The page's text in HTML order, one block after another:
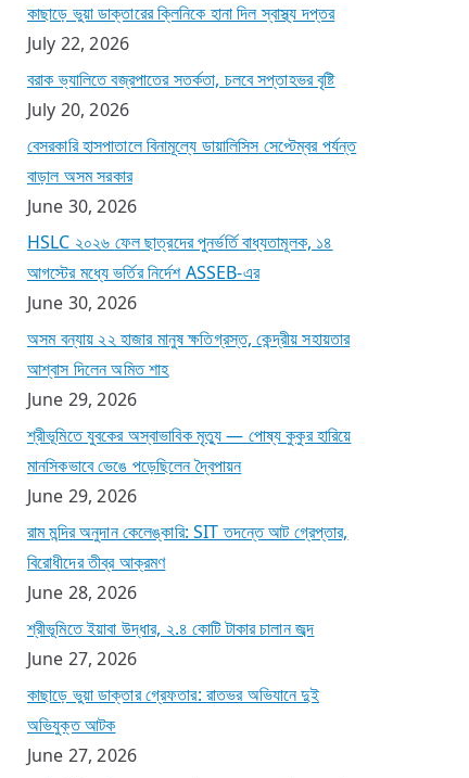
কাছাড়ে ভুয়া ডাক্তারের ক্লিনিকে হানা দিল স্বাস্থ্য দপ্তর
July 22, 2026
বরাক ভ্যালিতে বজ্রপাতের সতর্কতা, চলবে সপ্তাহভর বৃষ্টি
July 20, 2026
বেসরকারি হাসপাতালে বিনামূল্যে ডায়ালিসিস সেপ্টেম্বর পর্যন্ত
বাড়াল অসম সরকার
June 30, 2026
HSLC ২০২৬ ফেল ছাত্রদের পুনর্ভর্তি বাধ্যতামূলক, ১৪
আগস্টের মধ্যে ভর্তির নির্দেশ ASSEB-এর
June 30, 2026
অসম বন্যায় ২২ হাজার মানুষ ক্ষতিগ্রস্ত, কেন্দ্রীয় সহায়তার
আশ্বাস দিলেন অমিত শাহ
June 29, 2026
শ্রীভূমিতে যুবকের অস্বাভাবিক মৃত্যু — পোষ্য কুকুর হারিয়ে
মানসিকভাবে ভেঙে পড়েছিলেন দ্বৈপায়ন
June 29, 2026
রাম মন্দির অনুদান কেলেঙ্কারি: SIT তদন্তে আট গ্রেপ্তার,
বিরোধীদের তীব্র আক্রমণ
June 28, 2026
শ্রীভূমিতে ইয়াবা উদ্ধার, ২.৪ কোটি টাকার চালান জব্দ
June 27, 2026
কাছাড়ে ভুয়া ডাক্তার গ্রেফতার: রাতভর অভিযানে দুই
অভিযুক্ত আটক
June 27, 2026